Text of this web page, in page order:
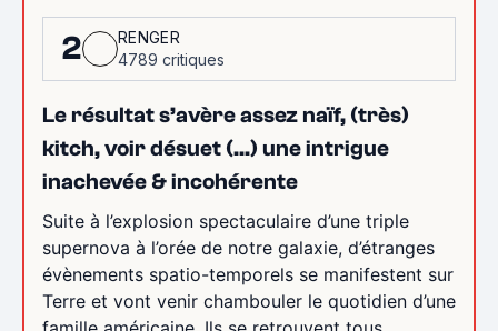
2
RENGER
4789 critiques
Le résultat s’avère assez naïf, (très)
kitch, voir désuet (...) une intrigue
inachevée & incohérente
Suite à l’explosion spectaculaire d’une triple
supernova à l’orée de notre galaxie, d’étranges
évènements spatio-temporels se manifestent sur
Terre et vont venir chambouler le quotidien d’une